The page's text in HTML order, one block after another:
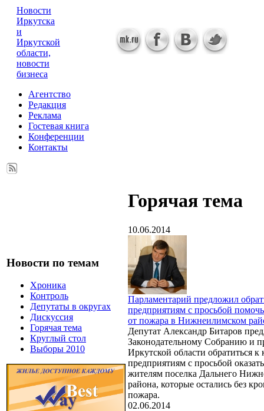
Новости
Иркутска
и
Иркутской
области,
новости
бизнеса
Агентство
Редакция
Реклама
Гостевая книга
Конференции
Контакты
Новости по темам
Хроника
Контроль
Депутаты в округах
Дискуссия
Горячая тема
Круглый стол
Выборы 2010
Горячая тема
10.06.2014
Парламентарий предложил
предприятиям с просьбой
от пожара в Нижнеилимском
Депутат Александр Битаров
Законодательному Собранию и
Иркутской области обратиться
предприятиям с просьбой
жителям поселка Дальнего
района, которые остались без
пожара.
02.06.2014